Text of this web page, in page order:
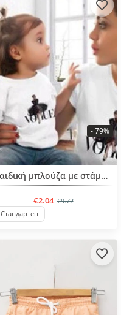
BESTSELLERΠαιδική μπλούζα με στάμπα για κορίτσια από 4 έως 6 ετών
€2.04 €9.72
- 79%
Стандартен